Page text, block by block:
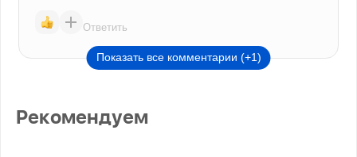
Ответить
Показать все комментарии (+1)
Рекомендуем